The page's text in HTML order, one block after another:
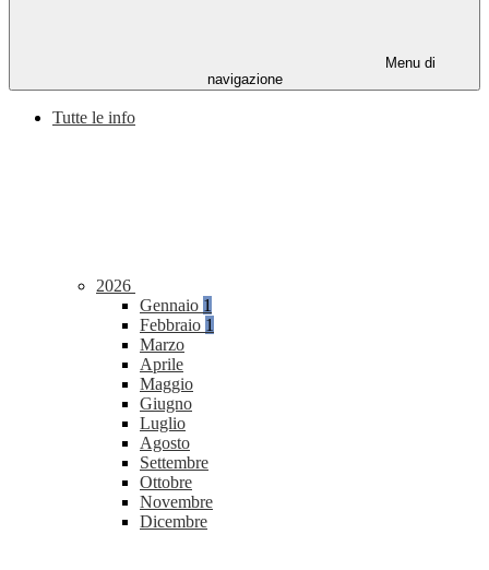
Menu di
navigazione
Tutte le info
2026
Gennaio 1
Febbraio 1
Marzo
Aprile
Maggio
Giugno
Luglio
Agosto
Settembre
Ottobre
Novembre
Dicembre